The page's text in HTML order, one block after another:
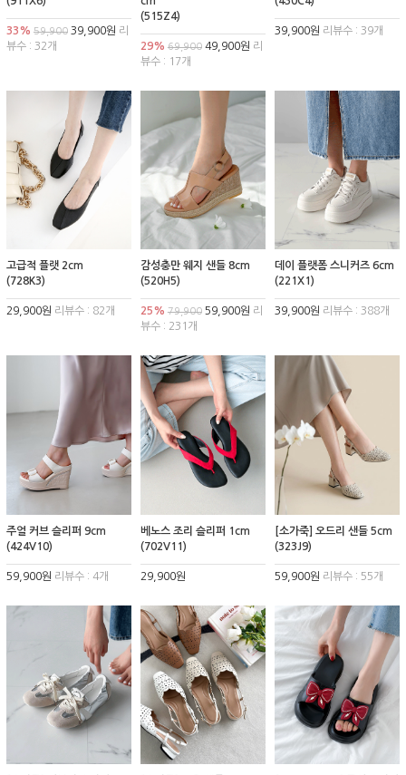
33% 59,900 39,900원 리
뷰수 : 32개
(515Z4)
29% 69,90049,900원 리
뷰수 : 17개
39,900원 리뷰수 : 39개
고급적 플랫 2cm
(728K3)
29,900원 리뷰수 : 82개
감성충만 웨지 샌들 8cm
(520H5)
25% 79,90059,900원 리
뷰수 : 231개
데이 플랫폼 스니커즈 6cm
(221X1)
39,900원 리뷰수 : 388개
주얼 커브 슬리퍼 9cm
(424V10)
59,900원 리뷰수 : 4개
베노스 조리 슬리퍼 1cm
(702V11)
29,900원
[소가죽] 오드리 샌들 5cm
(323J9)
59,900원 리뷰수 : 55개